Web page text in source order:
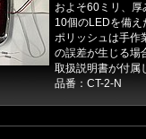
およそ60ミリ、
10個のLEDを備
ポリッシュは手作
の誤差が生じる場
取扱説明書が付属
品番：CT-2-N